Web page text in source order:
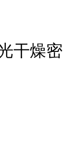
干燥密